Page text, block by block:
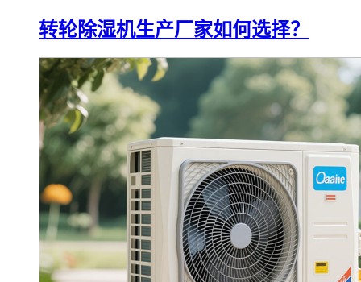
转轮除湿机生产厂家如何选择？